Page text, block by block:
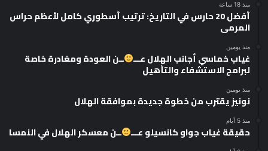
منذ 18 ساعة
أفضل 20 حارس في التاريخ: ترتيب أسطوري كامل لأعظم حراس
المرمى
منذ يومين
غياب خماسي أجانب الهلال عـــ ــن العودة ومغادرة خاصة
لبرامج الاستشفاء والتأهيل
منذ يومين
نونيز يقترب من خطوة جديدة بموافقة الهلال
منذ 5 أيام
حقيقة غياب جواو كانسيلو عـــ ــن معسكر الهلال في النمسا